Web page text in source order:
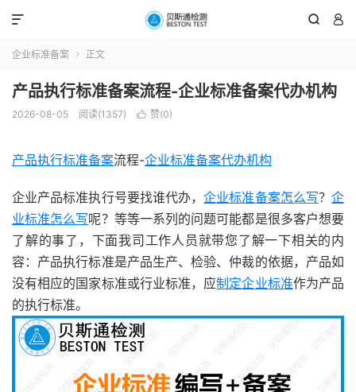
 

企业标准备案  正文
产品执行标准备案流程-企业标准备案代办机构
2026-08-05 阅读(1357)  赞(0)
产品执行标准备案流程-企业标准备案代办机构
企业产品标准执行号要找谁代办，企业标准备案怎么写？企
业标准怎么写呢？等等一系列的问题可能都是很多客户想要
了解的事了，下面我司工作人员就带您了解一下相关的内
容：产品执行标准是产品生产、检验、仲裁的依据，产品如
没有相应的国家标准或行业标准，应制定企业标准作为产品
的执行标准。